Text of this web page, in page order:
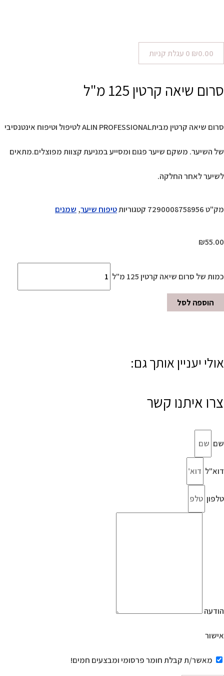
₪0.00
0 עגלת קניות
סרום שיאה קרטין 125 מ"ל
סרום שיאה קרטין מביתALIN PROFESSIONAL לטיפול וטיפוח אינטנסיבי
של השיער. משקם שיער פגום ומסייע במניעת קצוות מפוצלים.מתאים
לשיער לאחר החלקה.
מק"ט7290008758956 קטגוריותטיפוח שיער, שמנים
₪55.00
כמות של סרום שיאה קרטין 125 מ"ל
הוספה לסל
אולי יעניין אותך גם:
צרו איתנו קשר
שם
דוא"ל
טלפון
הודעה
אישור
מאשר/ת קבלת חומר פרסומי ומבצעים חמים!